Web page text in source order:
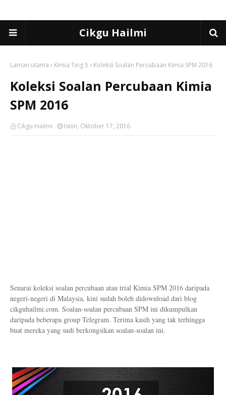
Cikgu Hailmi
Laman utama Kimia Ting 5 Koleksi Soalan Percubaan Kimia SPM 2016
Koleksi Soalan Percubaan Kimia
SPM 2016
Cikgu Hailmi Isnin, Oktober 17, 2016
Senarai koleksi soalan percubaan atau trial Kimia SPM 2016 daripada
negeri-negeri di Malaysia, kini sudah boleh didownload dari blog
cikguhailmi.com. Soalan-soalan percubaan SPM ini dikumpulkan
daripada beberapa group Telegram. Terima kasih yang tak terhingga
buat mereka yang sudi berkongsikan soalan-soalan ini.